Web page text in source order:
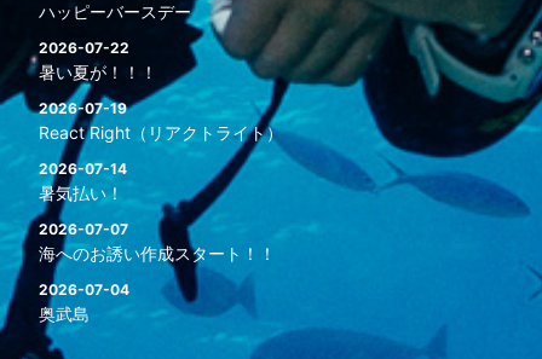
ハッピーバースデー
2026-07-22
暑い夏が！！！
2026-07-19
React Right（リアクトライト）
2026-07-14
暑気払い！
2026-07-07
海へのお誘い作成スタート！！
2026-07-04
奥武島